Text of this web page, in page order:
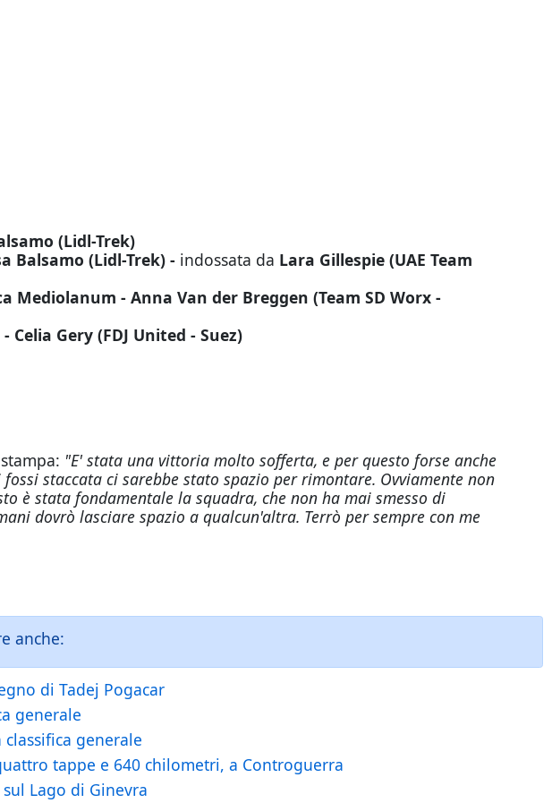
(Lidl-Trek)
Balsamo (Lidl-Trek) - indossata da Lara Gillespie (UAE Team
Mediolanum - Anna Van der Breggen (Team SD Worx -
Celia Gery (FDJ United - Suez)
"E' stata una vittoria molto sofferta, e per questo forse anche
staccata ci sarebbe stato spazio per rimontare. Ovviamente non
è stata fondamentale la squadra, che non ha mai smesso di
dovrò lasciare spazio a qualcun'altra. Terrò per sempre con me
anche:
di Tadej Pogacar
generale
generale
tappe e 640 chilometri, a Controguerra
Lago di Ginevra